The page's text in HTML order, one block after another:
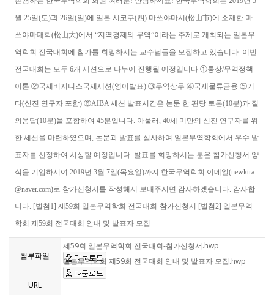
월 25일(토)과 26일(일)에 일본 시코쿠(四) 마쓰야마시(松山市)에 소재한 마
쓰야마대학(松山大)에서 “지역경제와 무역”이라는 주제로 개최되는 일본무
역학회 전국대회에 참가를 희망하시는 교수님들을 모집하고 있습니다. 이번
전국대회는 모두 6개 세션으로 나누어 진행될 예정입니다 ①통상/무역정책
이론 ②국제비지니스국제세션(영어발표) ③무역상무 ④국제물류금융 ⑤기
타(신진 연구자 포함) ⑥AIBA 세션 발표시간은 논문 한 편당 토론(10분)과 질
의응답(10분)을 포함하여 45분입니다. 아울러, 40세 미만의 신진 연구자를 위
한 세션을 마련하였으며, 논문과 발표를 심사하여 일본무역학회에서 우수 발
표자를 선정하여 시상할 예정입니다. 발표를 희망하시는 분은 참가신청서 양
식을 기입하시여 2019년 3월 7일(목요일)까지 한국무역학회 이메일(newktra
@naver.com)로 참가신청서를 작성해서 보내주시면 감사하겠습니다. 감사합
니다. [별첨1] 제59회 일본무역학회 전국대회-참가신청서 [별첨2] 일본무역
학회 제59회 전국대회 안내 및 발표자 모집
첨부파일
제59회 일본무역학회 전국대회-참가신청서.hwp
일본무역학회 제59회 전국대회 안내 및 발표자 모집.hwp
URL